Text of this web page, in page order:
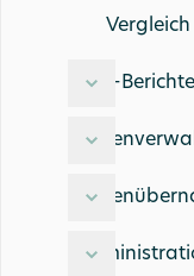
ESG-Berichte